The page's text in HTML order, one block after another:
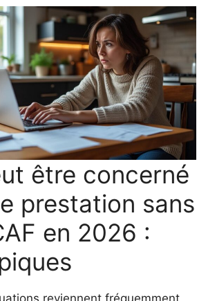
être concerné
prestation sans
en 2026 :